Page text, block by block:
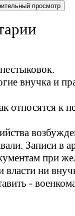
-
-
внучка и
относятся к
Записи в
при
власти ни
-